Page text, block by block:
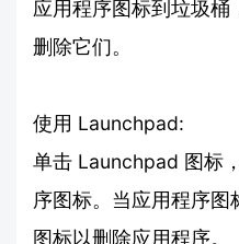
应用程序图标到垃圾桶
删除它们。
使用 Launchpad:
单击 Launchpad 图标
序图标。当应用程序
图标以删除应用程序。